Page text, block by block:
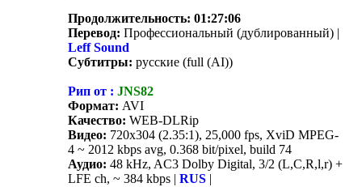
Продолжительность: 01:27:06
Перевод: Профессиональный (дублированный) |
Leff Sound
Субтитры: русские (full (AI))
Рип от : JNS82
Формат: AVI
Качество: WEB-DLRip
Видео: 720x304 (2.35:1), 25,000 fps, XviD MPEG-
4 ~ 2012 kbps avg, 0.368 bit/pixel, build 74
Аудио: 48 kHz, AC3 Dolby Digital, 3/2 (L,C,R,l,r) +
LFE ch, ~ 384 kbps | RUS |